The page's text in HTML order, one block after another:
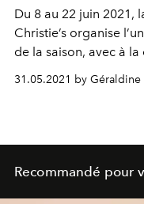
Du 8 au 22 juin 2021,
Christie’s organise
de la saison, avec à
montre Patek
000 € et 78 000 €.
31.05.2021 by Géraldine
Recommandé pour